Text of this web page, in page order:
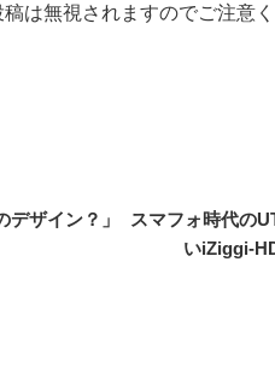
は無視されますのでご注意
ザイン？」
スマフォ時代の
いiZiggi-